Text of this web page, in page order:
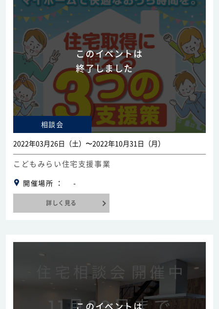
このイベントは
終了しました
相談会
2022年03月26日（土）〜2022年10月31日（月）
こどもみらい住宅支援事業
開催場所 -
詳しく見る
このイベントは